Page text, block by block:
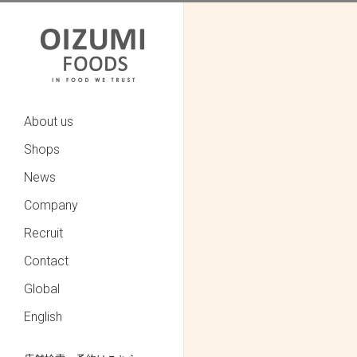
About us
Shops
News
Company
Recruit
Contact
Global
English